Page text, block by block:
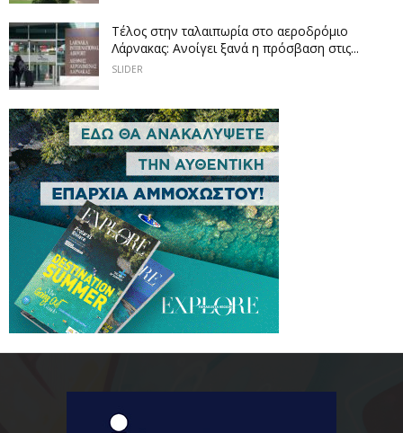
Tέλος στην ταλαιπωρία στο αεροδρόμιο
Λάρνακας: Ανοίγει ξανά η πρόσβαση στις...
SLIDER